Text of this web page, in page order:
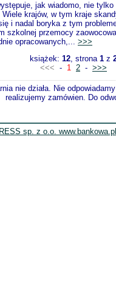
jak wiadomo, nie
Wiele krajów, w tym kraje
i nadal boryka z tym
szkolnej przemocy
opracowanych,... >>>
książek: 12, strona 1 z
<<< - 1 2 - >>>
nie działa. Nie
realizujemy zamówien. Do
sp. z o.o.